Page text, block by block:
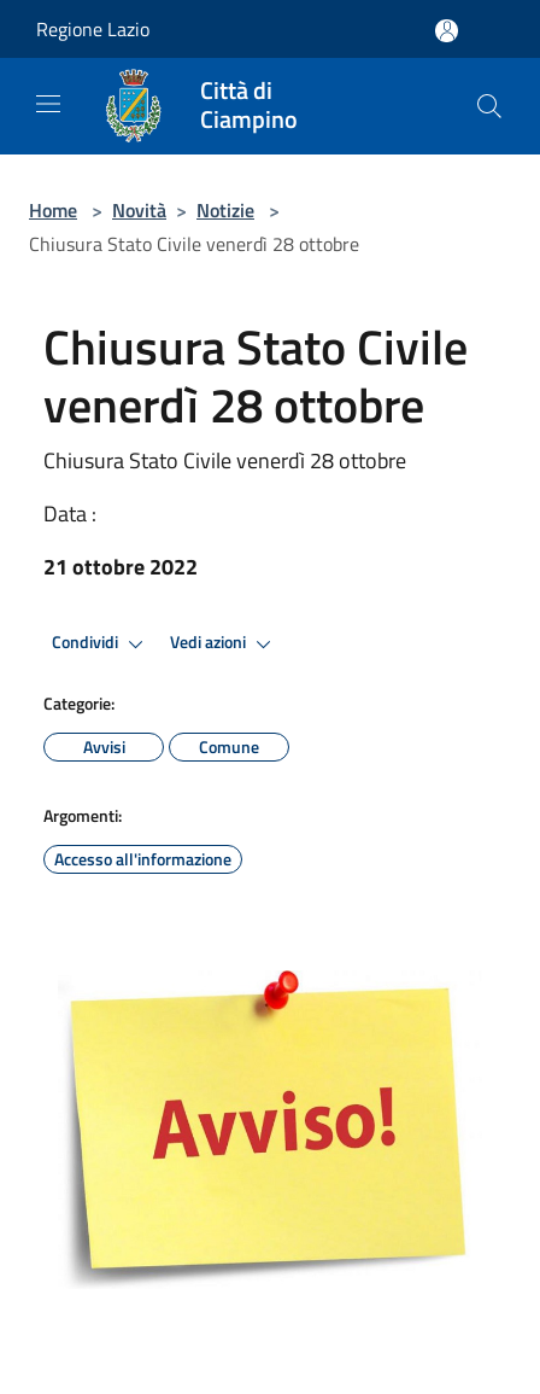
Regione Lazio
Città di
Ciampino
Home > Novità > Notizie >
Chiusura Stato Civile venerdì 28 ottobre
Chiusura Stato Civile
venerdì 28 ottobre
Chiusura Stato Civile venerdì 28 ottobre
Data :
21 ottobre 2022
Condividi Vedi azioni
Categorie:
Avvisi
Comune
Argomenti:
Accesso all'informazione